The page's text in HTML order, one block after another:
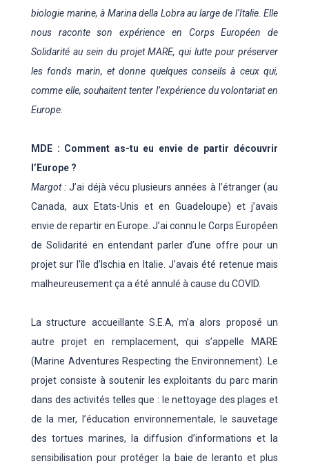
biologie marine, à Marina della Lobra au large de l’Italie. Elle
nous raconte son expérience en Corps Européen de
Solidarité au sein du projet MARE, qui lutte pour préserver
les fonds marin, et donne quelques conseils à ceux qui,
comme elle, souhaitent tenter l’expérience du volontariat en
Europe.
MDE : Comment as-tu eu envie de partir découvrir
l’Europe ?
Margot : J’ai déjà vécu plusieurs années à l’étranger (au
Canada, aux Etats-Unis et en Guadeloupe) et j’avais
envie de repartir en Europe. J’ai connu le Corps Européen
de Solidarité en entendant parler d’une offre pour un
projet sur l’île d’Ischia en Italie. J’avais été retenue mais
malheureusement ça a été annulé à cause du COVID.
La structure accueillante S.E.A, m’a alors proposé un
autre projet en remplacement, qui s’appelle MARE
(Marine Adventures Respecting the Environnement). Le
projet consiste à soutenir les exploitants du parc marin
dans des activités telles que : le nettoyage des plages et
de la mer, l’éducation environnementale, le sauvetage
des tortues marines, la diffusion d’informations et la
sensibilisation pour protéger la baie de Ieranto et plus